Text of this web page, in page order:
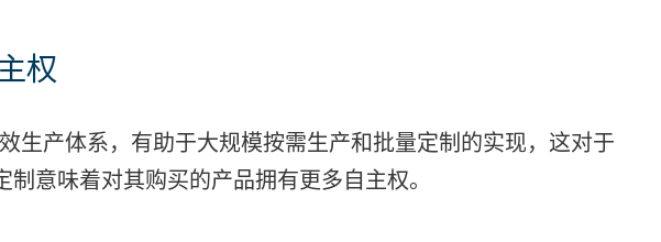
权
生产体系，有助于大规模按需生产和批量定制的实现，这对于
意味着对其购买的产品拥有更多自主权。